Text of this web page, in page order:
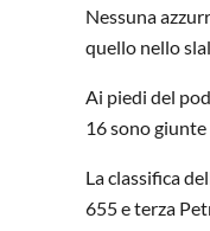
Nessuna
quello nello
Ai piedi del
16 sono
La classifica
655 e terza